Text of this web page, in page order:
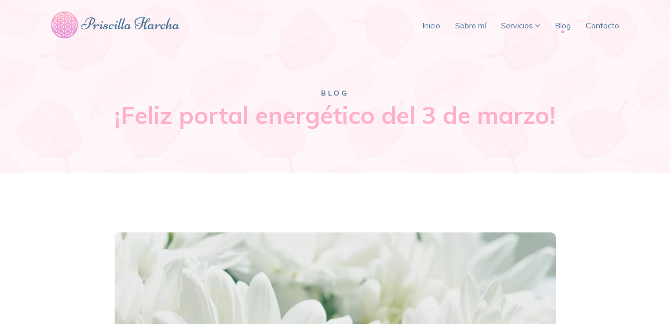
Inicio Sobre mí Servicios Blog Contacto
BLOG
¡Feliz portal energético del 3 de marzo!